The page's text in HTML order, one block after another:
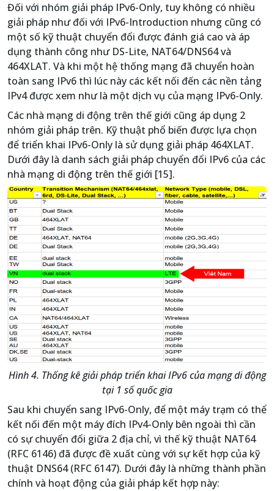
Đối với nhóm giải pháp IPv6-Only, tuy không có nhiều
giải pháp như đối với IPv6-Introduction nhưng cũng có
một số kỹ thuật chuyển đổi được đánh giá cao và áp
dụng thành công như DS-Lite, NAT64/DNS64 và
464XLAT. Và khi một hệ thống mạng đã chuyển hoàn
toàn sang IPv6 thì lúc này các kết nối đến các nền tảng
IPv4 được xem như là một dịch vụ của mạng IPv6-Only.
Các nhà mạng di động trên thế giới cũng áp dụng 2
nhóm giải pháp trên. Kỹ thuật phổ biến được lựa chọn
để triển khai IPv6-Only là sử dụng giải pháp 464XLAT.
Dưới đây là danh sách giải pháp chuyển đổi IPv6 của các
nhà mạng di động trên thế giới [15].
Hình 4. Thống kê giải pháp triển khai IPv6 của mạng di động
tại 1 số quốc gia
Sau khi chuyển sang IPv6-Only, để một máy trạm có thể
kết nối đến một máy đích IPv4-Only bên ngoài thì cần
có sự chuyển đổi giữa 2 địa chỉ, vì thế kỹ thuật NAT64
(RFC 6146) đã được đề xuất cùng với sự kết hợp của kỹ
thuật DNS64 (RFC 6147). Dưới đây là những thành phần
chính và hoạt động của giải pháp kết hợp này: